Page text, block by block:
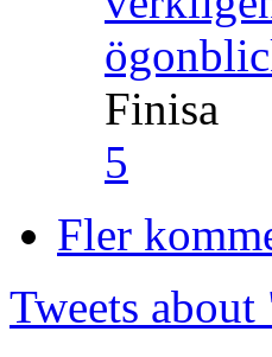
Finisa
5
Fler
Tweets